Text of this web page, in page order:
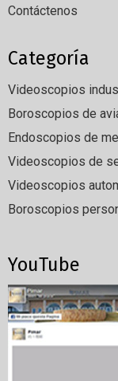
Contáctenos
Categoría
Videoscopios
Boroscopios de
Endoscopios de
Videoscopios de
Videoscopios
Boroscopios
YouTube